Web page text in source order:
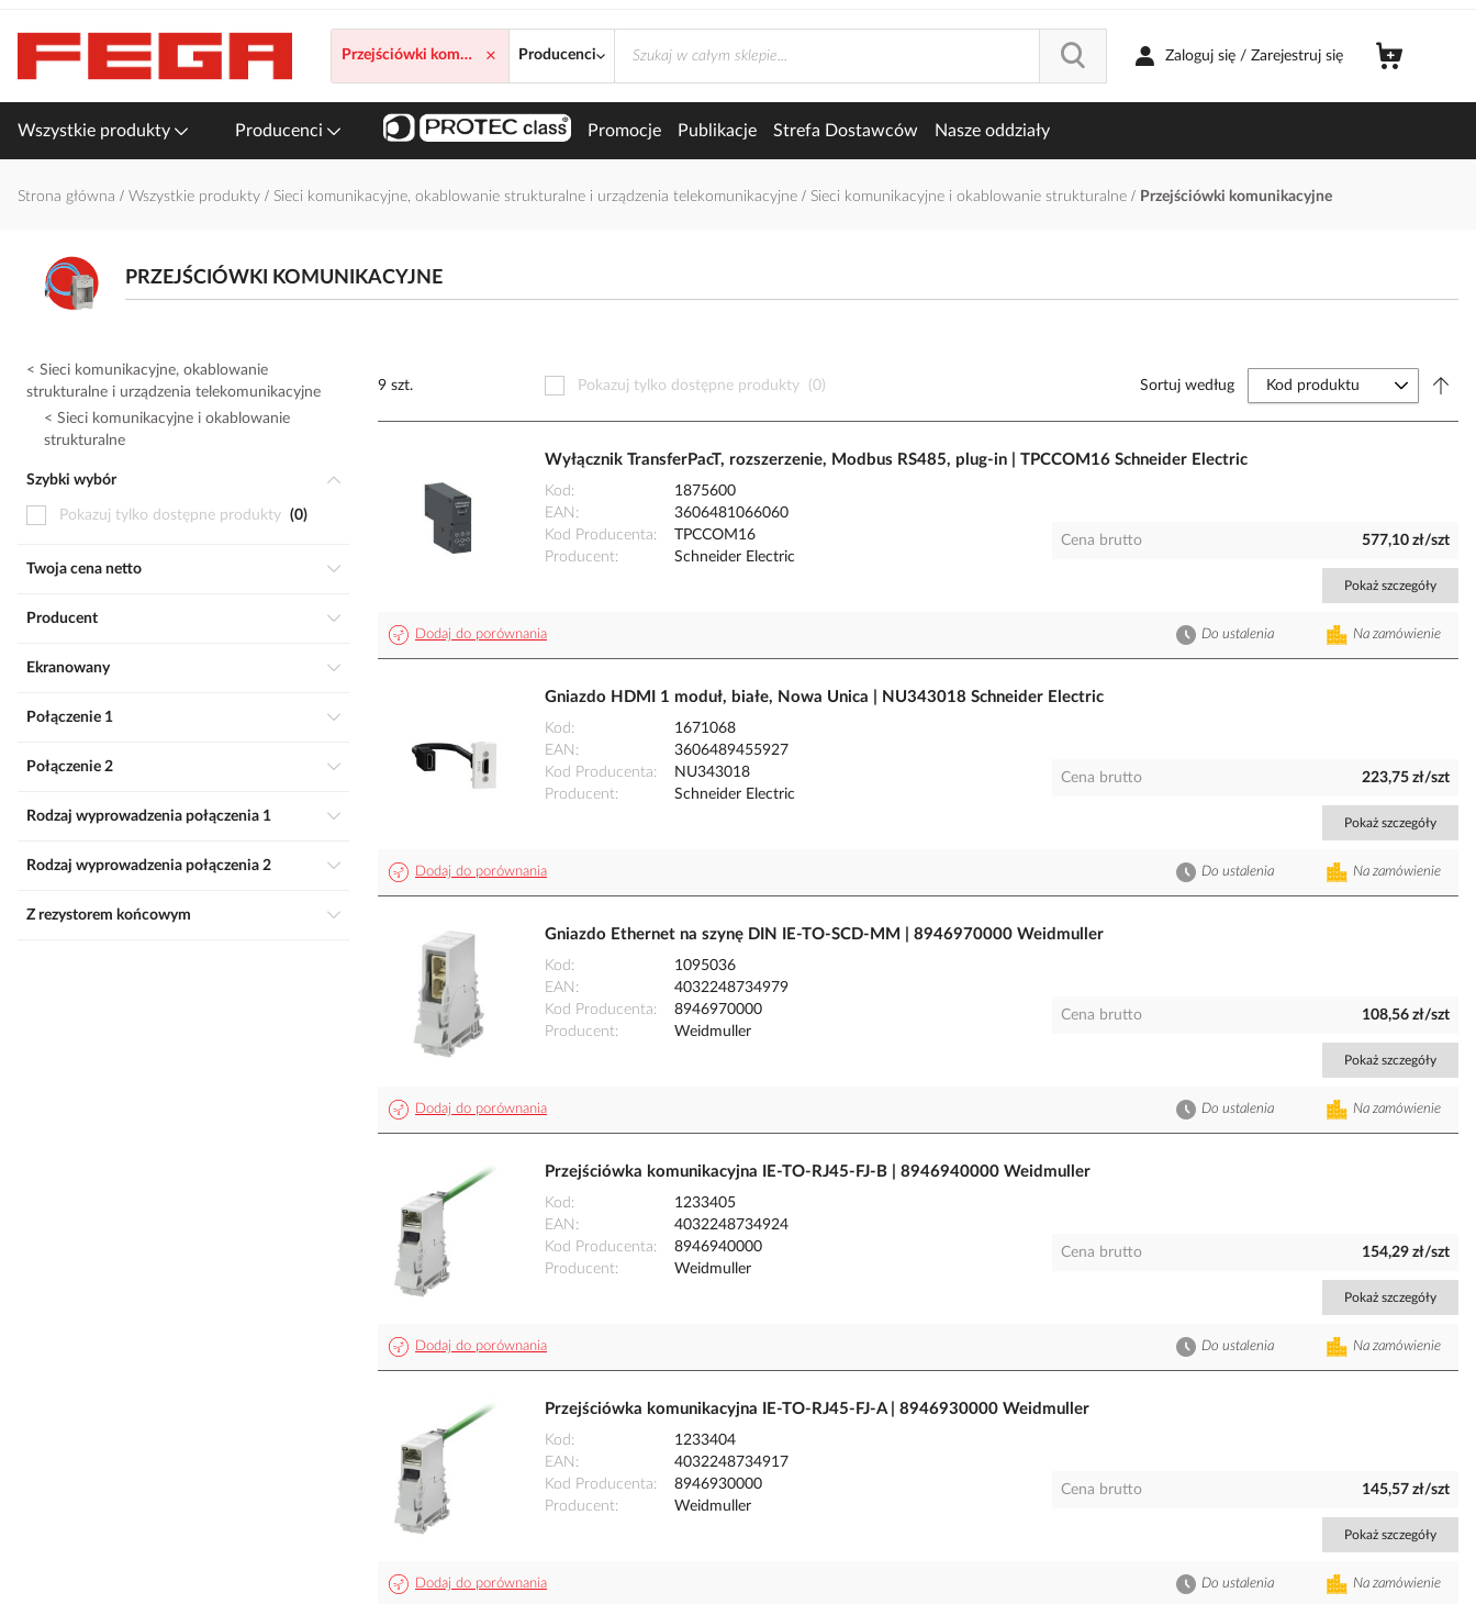
treści
Przejściówki komunikacyjne
× Producenci Zaloguj się / Zarejestruj się
Wszystkie produkty Producenci Promocje Publikacje Strefa Dostawców Nasze oddziały
Strona główna Wszystkie produkty Sieci komunikacyjne, okablowanie strukturalne i urządzenia telekomunikacyjne Sieci komunikacyjne i okablowanie strukturalne Przejściówki komunikacyjne
PRZEJŚCIÓWKI KOMUNIKACYJNE
9 szt. Pokazuj tylko dostępne produkty (0) Sortuj według
Wyłącznik TransferPacT, rozszerzenie, Modbus RS485, plug-in | TPCCOM16 Schneider Electric
Kod
1875600
EAN
3606481066060
Kod Producenta
TPCCOM16
Producent
Schneider Electric
Cena brutto 577,10 zł/szt
Pokaż szczegóły
Dodaj do porównania Na zamówienie
Do ustalenia
Gniazdo HDMI 1 moduł, białe, Nowa Unica | NU343018 Schneider Electric
Kod
1671068
EAN
3606489455927
Kod Producenta
NU343018
Producent
Schneider Electric
Cena brutto 223,75 zł/szt
Pokaż szczegóły
Dodaj do porównania Na zamówienie
Do ustalenia
Gniazdo Ethernet na szynę DIN IE-TO-SCD-MM | 8946970000 Weidmuller
Kod
1095036
EAN
4032248734979
Kod Producenta
8946970000
Producent
Weidmuller
Cena brutto 108,56 zł/szt
Pokaż szczegóły
Dodaj do porównania Na zamówienie
Do ustalenia
Przejściówka komunikacyjna IE-TO-RJ45-FJ-B | 8946940000 Weidmuller
Kod
1233405
EAN
4032248734924
Kod Producenta
8946940000
Producent
Weidmuller
Cena brutto 154,29 zł/szt
Pokaż szczegóły
Dodaj do porównania Na zamówienie
Do ustalenia
Przejściówka komunikacyjna IE-TO-RJ45-FJ-A | 8946930000 Weidmuller
Kod
1233404
EAN
4032248734917
Kod Producenta
8946930000
Producent
Weidmuller
Cena brutto 145,57 zł/szt
Pokaż szczegóły
Dodaj do porównania Na zamówienie
Do ustalenia
Sieci komunikacyjne, okablowanie
strukturalne i urządzenia telekomunikacyjne
Sieci komunikacyjne i okablowanie
strukturalne
Szybki wybór
Pokazuj tylko dostępne produkty 0
Twoja cena netto
Producent
Ekranowany
Połączenie 1
Połączenie 2
Rodzaj wyprowadzenia połączenia 1
Rodzaj wyprowadzenia połączenia 2
Z rezystorem końcowym